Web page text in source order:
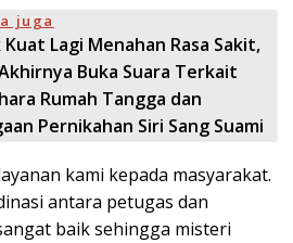
juga
Kuat Lagi Menahan Rasa Sakit,
Buka Suara Terkait
Rumah Tangga dan
Pernikahan Siri Sang Suami
kami kepada masyarakat.
antara petugas dan
baik sehingga misteri